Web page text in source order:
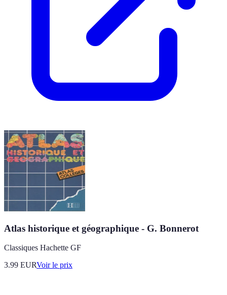
Atlas historique et géographique - G. Bonnerot
Classiques Hachette GF
3.99 EURVoir le prix